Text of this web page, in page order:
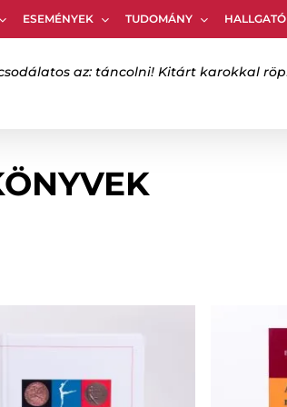
ESEMÉNYEK TUDOMÁNY
az: táncolni! Kitárt karokkal